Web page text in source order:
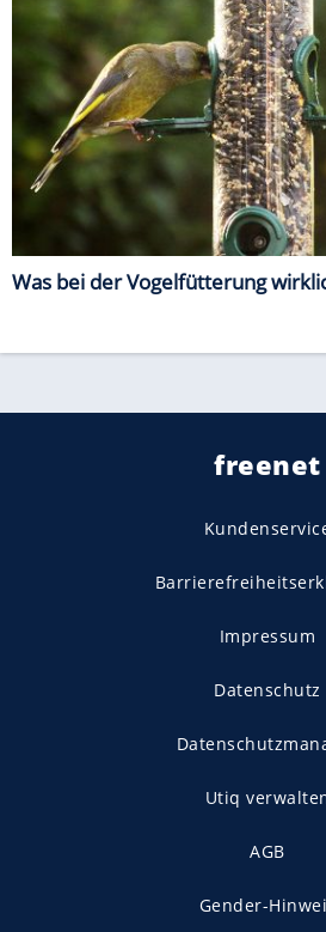
Was bei der Vogelfütterung
freenet
Impressum
Datenschutz
Utiq
AGB
Gender-